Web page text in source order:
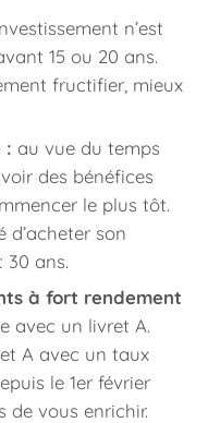
n’est
15 ou 20 ans.
fructifier, mieux
: au vue du temps
des bénéfices
le plus tôt.
d’acheter son
ans.
à fort rendement
avec un livret A.
A avec un taux
le 1er février
de vous enrichir.